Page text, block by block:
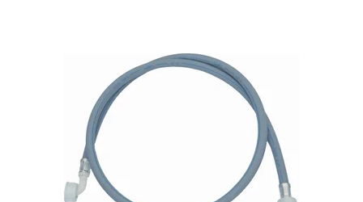
Napouštěcí hadice JOLLY v celkové délce 3,0 m,
3/4“ dodávaná včetně těsnění. Hadice je určená
pro všechny druhy praček a myček nádobí.
Jedna strana obsahuje přímou koncovku a
druhá strana obsahuje koncovku s kolínkem.
Dostupnost: